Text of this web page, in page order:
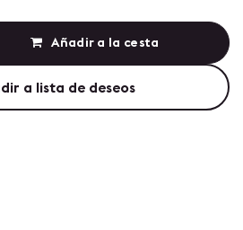
Añadir a la cesta
a lista de deseos